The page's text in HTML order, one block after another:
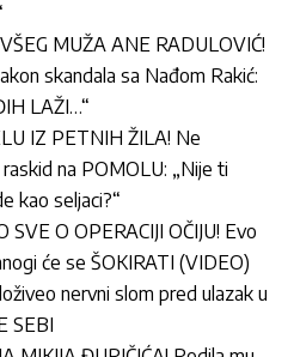
MUŽA ANE RADULOVIĆ!
skandala sa Nađom Rakić:
LAŽI…“
IZ PETNIH ŽILA! Ne
na POMOLU: „Nije ti
kao seljaci?“
O OPERACIJI OČIJU! Evo
će se ŠOKIRATI (VIDEO)
nervni slom pred ulazak u
SEBI